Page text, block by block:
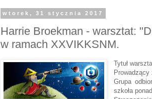
wtorek, 31 stycznia 2017
Harrie Broekman - warsztat:
w ramach XXVIKKSNM.
Tytuł
Prowadzący
Grupa
szkoła